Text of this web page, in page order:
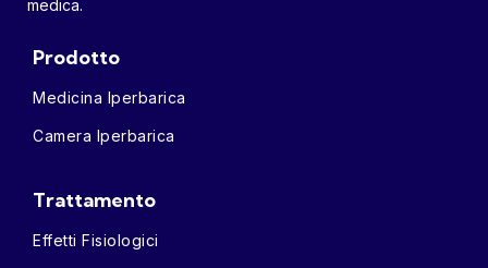
medica.
Prodotto
Medicina Iperbarica
Camera Iperbarica
Trattamento
Effetti Fisiologici